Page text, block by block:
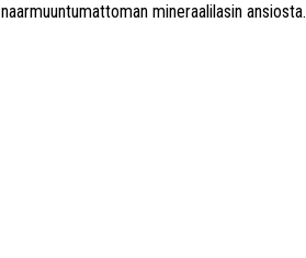
naarmuuntumattoman mineraalilasin ansiosta.